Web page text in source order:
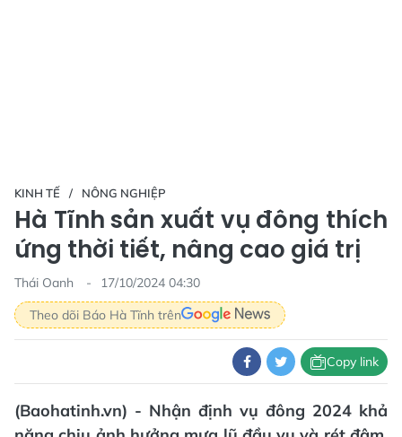
KINH TẾ NÔNG NGHIỆP
Hà Tĩnh sản xuất vụ đông thích
ứng thời tiết, nâng cao giá trị
Thái Oanh
17/10/2024 04:30
Theo dõi Báo Hà Tĩnh trên
Copy link
(Baohatinh.vn) - Nhận định vụ đông 2024 khả